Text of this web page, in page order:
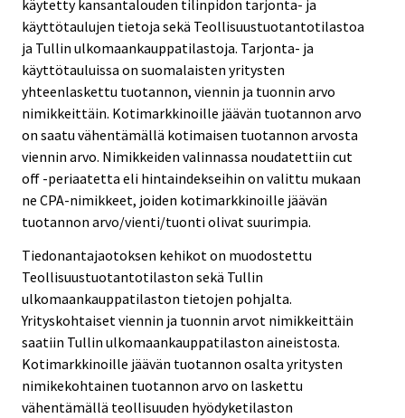
käytetty kansantalouden tilinpidon tarjonta- ja
käyttötaulujen tietoja sekä Teollisuustuotantotilastoa
ja Tullin ulkomaankauppatilastoja. Tarjonta- ja
käyttötauluissa on suomalaisten yritysten
yhteenlaskettu tuotannon, viennin ja tuonnin arvo
nimikkeittäin. Kotimarkkinoille jäävän tuotannon arvo
on saatu vähentämällä kotimaisen tuotannon arvosta
viennin arvo. Nimikkeiden valinnassa noudatettiin cut
off -periaatetta eli hintaindekseihin on valittu mukaan
ne CPA-nimikkeet, joiden kotimarkkinoille jäävän
tuotannon arvo/vienti/tuonti olivat suurimpia.
Tiedonantajaotoksen kehikot on muodostettu
Teollisuustuotantotilaston sekä Tullin
ulkomaankauppatilaston tietojen pohjalta.
Yrityskohtaiset viennin ja tuonnin arvot nimikkeittäin
saatiin Tullin ulkomaankauppatilaston aineistosta.
Kotimarkkinoille jäävän tuotannon osalta yritysten
nimikekohtainen tuotannon arvo on laskettu
vähentämällä teollisuuden hyödyketilaston